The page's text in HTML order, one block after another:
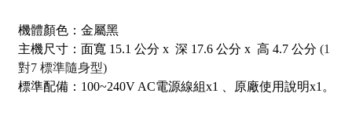
機體顏色：金屬黑
主機尺寸：面寬 15.1 公分 x 深 17.6 公分 x 高 4.7 公分 (1
對7 標準隨身型)
標準配備：100~240V AC電源線組x1 、原廠使用說明x1。